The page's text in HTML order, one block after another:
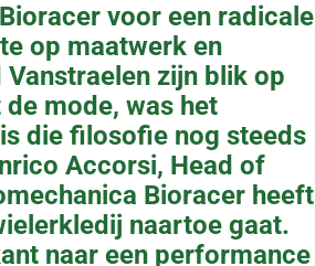
voor een radicale
op maatwerk en
zijn blik op
mode, was het
die filosofie nog steeds
Accorsi, Head of
Bioracer heeft
naartoe gaat.
naar een performance